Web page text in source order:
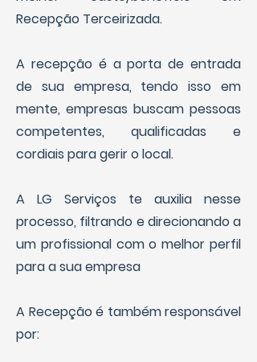
Recepção Terceirizada.
A recepção é a porta de entrada
de sua empresa, tendo isso em
mente, empresas buscam pessoas
competentes, qualificadas e
cordiais para gerir o local.
A LG Serviços te auxilia nesse
processo, filtrando e direcionando a
um profissional com o melhor perfil
para a sua empresa
A Recepção é também responsável
por: